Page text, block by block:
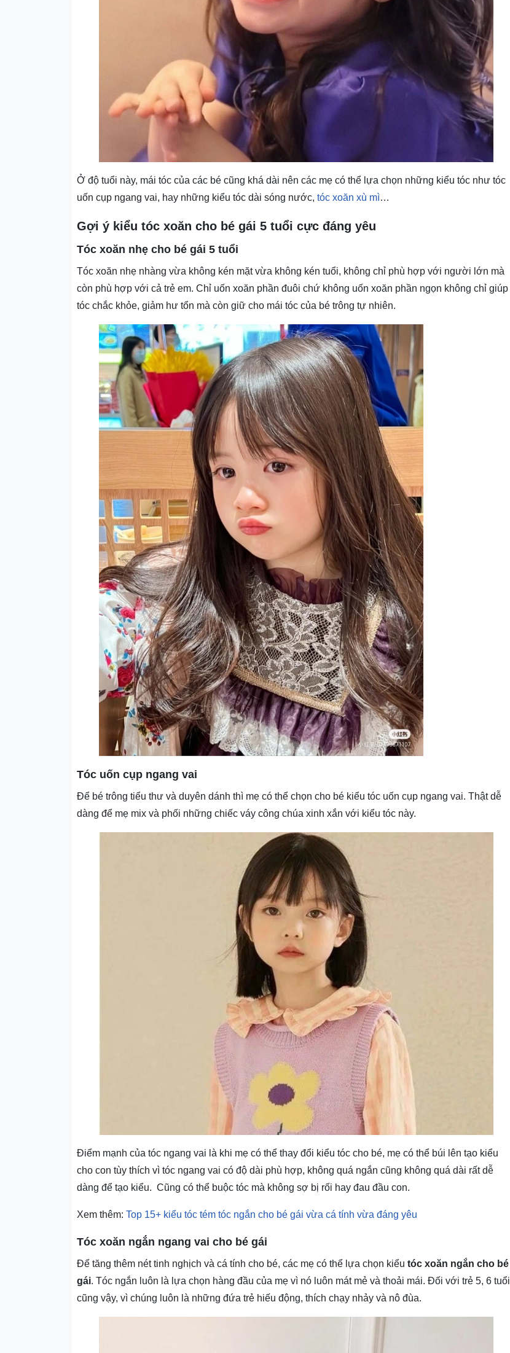
Ở độ tuổi này, mái tóc của các bé cũng khá dài nên các mẹ có thể lựa chọn những kiểu tóc như tóc
uốn cụp ngang vai, hay những kiểu tóc dài sóng nước, tóc xoăn xù mì…
Gợi ý kiểu tóc xoăn cho bé gái 5 tuổi cực đáng yêu
Tóc xoăn nhẹ cho bé gái 5 tuổi
Tóc xoăn nhẹ nhàng vừa không kén mặt vừa không kén tuổi, không chỉ phù hợp với người lớn mà
còn phù hợp với cả trẻ em. Chỉ uốn xoăn phần đuôi chứ không uốn xoăn phần ngọn không chỉ giúp
tóc chắc khỏe, giảm hư tổn mà còn giữ cho mái tóc của bé trông tự nhiên.
Tóc uốn cụp ngang vai
Để bé trông tiểu thư và duyên dánh thì mẹ có thể chọn cho bé kiểu tóc uốn cụp ngang vai. Thật dễ
dàng để mẹ mix và phối những chiếc váy công chúa xinh xắn với kiểu tóc này.
Điểm mạnh của tóc ngang vai là khi mẹ có thể thay đổi kiểu tóc cho bé, mẹ có thể búi lên tạo kiểu
cho con tùy thích vì tóc ngang vai có độ dài phù hợp, không quá ngắn cũng không quá dài rất dễ
dàng để tạo kiểu. Cũng có thể buộc tóc mà không sợ bị rối hay đau đầu con.
Xem thêm: Top 15+ kiểu tóc tém tóc ngắn cho bé gái vừa cá tính vừa đáng yêu
Tóc xoăn ngắn ngang vai cho bé gái
Để tăng thêm nét tinh nghịch và cá tính cho bé, các mẹ có thể lựa chọn kiểu tóc xoăn ngắn cho bé
gái. Tóc ngắn luôn là lựa chọn hàng đầu của mẹ vì nó luôn mát mẻ và thoải mái. Đối với trẻ 5, 6 tuổi
cũng vậy, vì chúng luôn là những đứa trẻ hiếu động, thích chạy nhảy và nô đùa.